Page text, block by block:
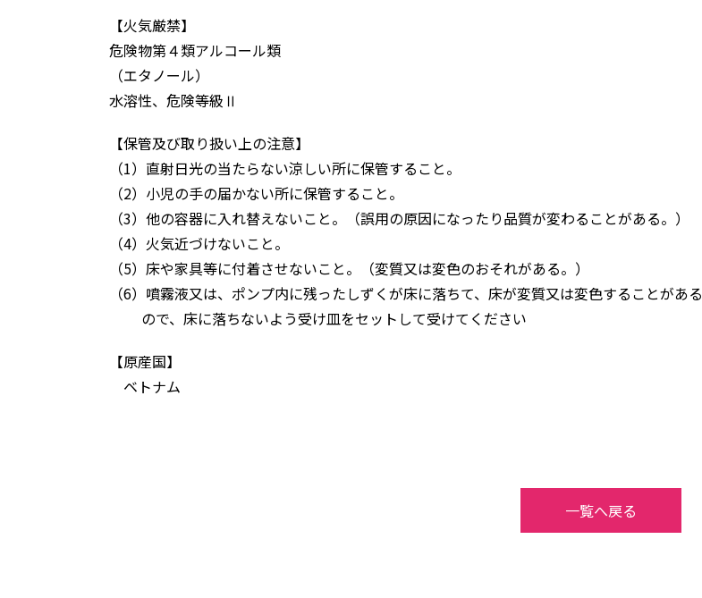
【火気厳禁】
危険物第４類アルコール類
（エタノール）
水溶性、危険等級Ⅱ
【保管及び取り扱い上の注意】
（1）直射日光の当たらない涼しい所に保管すること。
（2）小児の手の届かない所に保管すること。
（3）他の容器に入れ替えないこと。（誤用の原因になったり品質が変わることがある。）
（4）火気近づけないこと。
（5）床や家具等に付着させないこと。（変質又は変色のおそれがある。）
（6）噴霧液又は、ポンプ内に残ったしずくが床に落ちて、床が変質又は変色することがある
ので、床に落ちないよう受け皿をセットして受けてください
【原産国】
ベトナム
一覧へ戻る